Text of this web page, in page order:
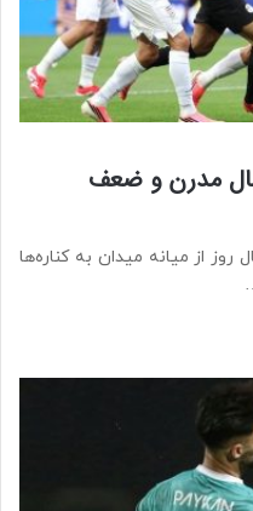
مدرن و ضعف
روز از میانه میدان به کناره‌ها